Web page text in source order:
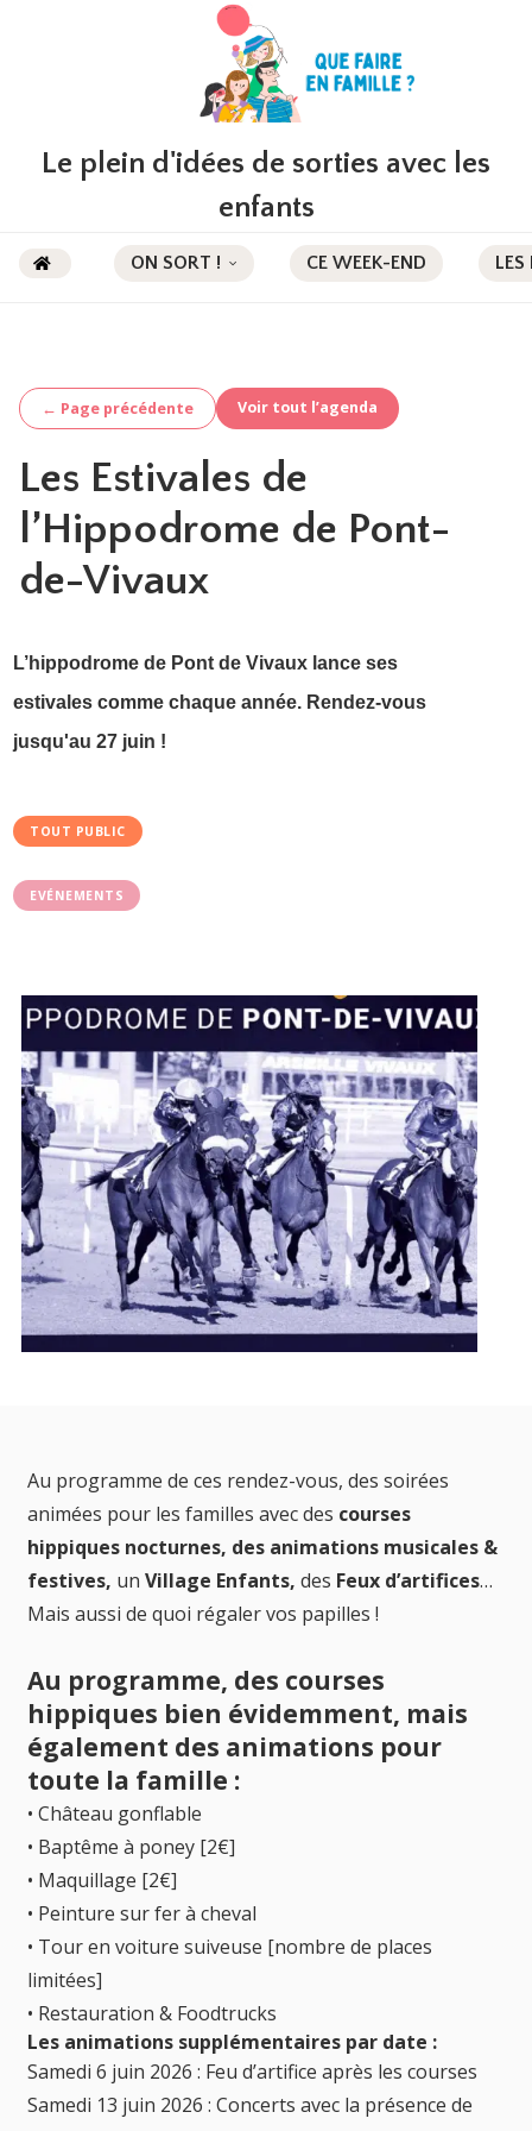
Le plein d'idées de sorties avec les
enfants
ON SORT ! CE WEEK-END LES
← Page précédente Voir tout l’agenda
Les Estivales de
l’Hippodrome de Pont-
de-Vivaux
L’hippodrome de Pont de Vivaux lance ses
estivales comme chaque année. Rendez-vous
jusqu'au 27 juin !
TOUT PUBLIC
EVÉNEMENTS
Au programme de ces rendez-vous, des soirées
animées pour les familles avec des courses
hippiques nocturnes, des animations musicales &
festives, un Village Enfants, des Feux d’artifices…
Mais aussi de quoi régaler vos papilles !
Au programme, des courses
hippiques bien évidemment, mais
également des animations pour
toute la famille :
• Château gonflable
• Baptême à poney [2€]
• Maquillage [2€]
• Peinture sur fer à cheval
• Tour en voiture suiveuse [nombre de places
limitées]
• Restauration & Foodtrucks
Les animations supplémentaires par date :
Samedi 6 juin 2026 : Feu d’artifice après les courses
Samedi 13 juin 2026 : Concerts avec la présence de